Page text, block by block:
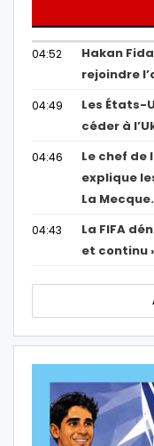
04:52
Hakan
rejoindre
04:49
Les États-
céder à
04:46
Le chef
explique
La
04:43
La FIFA
et continu